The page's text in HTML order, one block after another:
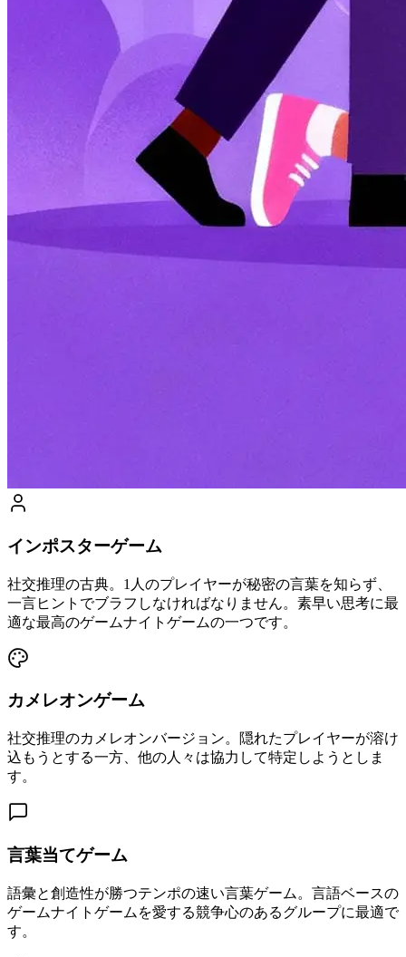
インポスターゲーム
社交推理の古典。1人のプレイヤーが秘密の言葉を知らず、
一言ヒントでブラフしなければなりません。素早い思考に最
適な最高のゲームナイトゲームの一つです。
カメレオンゲーム
社交推理のカメレオンバージョン。隠れたプレイヤーが溶け
込もうとする一方、他の人々は協力して特定しようとしま
す。
言葉当てゲーム
語彙と創造性が勝つテンポの速い言葉ゲーム。言語ベースの
ゲームナイトゲームを愛する競争心のあるグループに最適で
す。